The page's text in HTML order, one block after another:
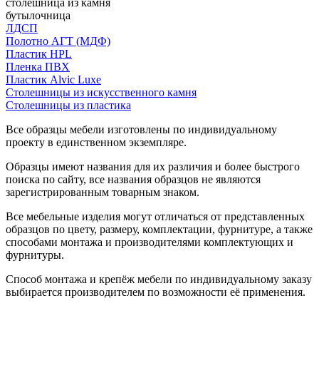
бутылочница
ЛДСП
Полотно АГТ (МДФ)
Пластик HPL
Пленка ПВХ
Пластик Alvic Luxe
Столешницы из искусственного камня
Столешницы из пластика
Все образцы мебели изготовлены по индивидуальному
проекту в единственном экземпляре.
Образцы имеют названия для их различия и более быстрого
поиска по сайту, все названия образцов не являются
зарегистрированным товарным знаком.
Все мебельные изделия могут отличаться от представленных
образцов по цвету, размеру, комплектации, фурнитуре, а также
способами монтажа и производителями комплектующих и
фурнитуры.
Способ монтажа и крепёж мебели по индивидуальному заказу
выбирается производителем по возможности её применения.